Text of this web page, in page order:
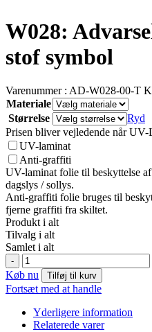
W028:
stof symbol
Varenummer : AD-W028-00-T
Materiale
Størrelse
Ryd
Prisen bliver vejledende når
UV-laminat
Anti-graffiti
UV-laminat folie til beskyttelse
dagslys / sollys.
Anti-graffiti folie bruges til
fjerne graffiti fra skiltet.
Produkt i alt
Tilvalg i alt
Samlet i alt
-
W028:
Advarsel!
Oxiderende
stof
symbol
antal
Køb nu Tilføj til kurv
Fortsæt med at handle
Yderligere information
Relaterede varer